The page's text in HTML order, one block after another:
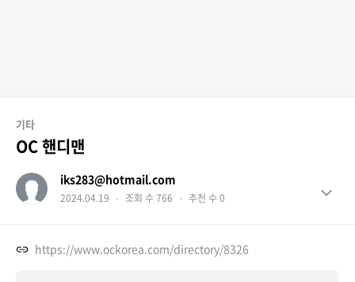
기타
OC 핸디맨
iks283@hotmail.com
2024.04.19 ・ 조회 수 766 ・ 추천 수 0
https://www.ockorea.com/directory/8326